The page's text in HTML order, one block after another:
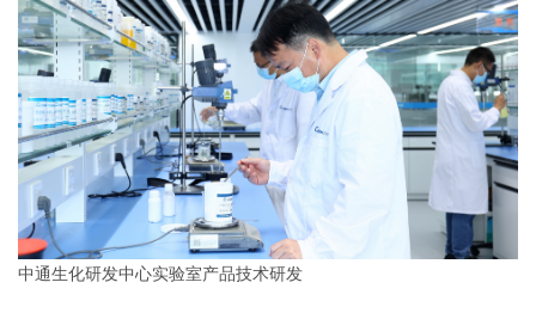
中通生化研发中心实验室产品技术研发